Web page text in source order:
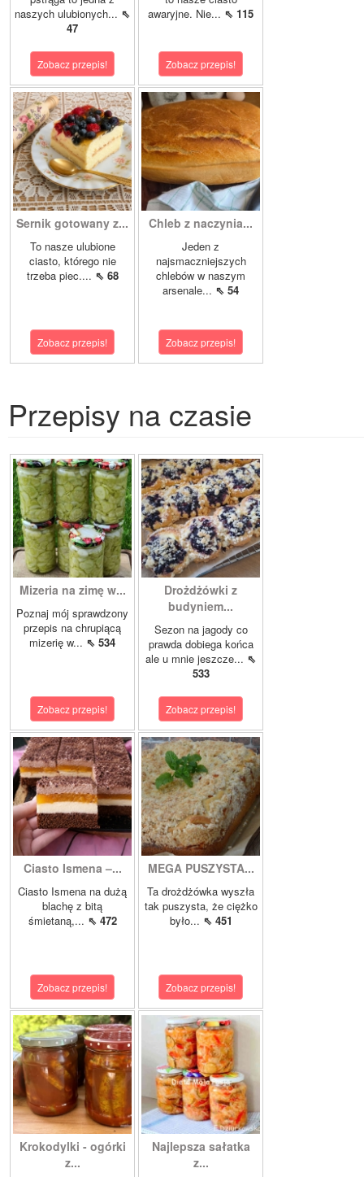
naszych ulubionych... ⇖
47
Zobacz przepis!
awaryjne. Nie... ⇖ 115
Zobacz przepis!
Sernik gotowany z...
To nasze ulubione
ciasto, którego nie
trzeba piec.... ⇖ 68
Zobacz przepis!
Chleb z naczynia...
Jeden z
najsmaczniejszych
chlebów w naszym
arsenale... ⇖ 54
Zobacz przepis!
Przepisy na czasie
Mizeria na zimę w...
Poznaj mój sprawdzony
przepis na chrupiącą
mizerię w... ⇖ 534
Zobacz przepis!
Drożdżówki z
budyniem...
Sezon na jagody co
prawda dobiega końca
ale u mnie jeszcze... ⇖
533
Zobacz przepis!
Ciasto Ismena –...
Ciasto Ismena na dużą
blachę z bitą
śmietaną,... ⇖ 472
Zobacz przepis!
MEGA PUSZYSTA...
Ta drożdżówka wyszła
tak puszysta, że ciężko
było... ⇖ 451
Zobacz przepis!
Krokodylki - ogórki
z...
Najlepsza sałatka
z...